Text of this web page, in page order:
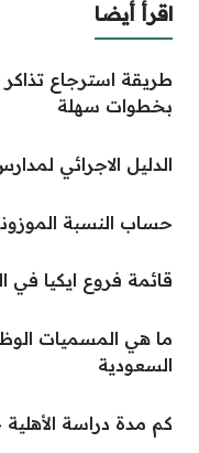
اقرأ أيضا
بخطوات سهلة
الدليل الاجرائي لمدارس
حساب النسبة
قائمة فروع ايكيا في
ما هي المسميات
السعودية
كم مدة دراسة